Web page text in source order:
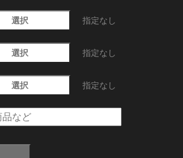
選択 指定なし
選択 指定なし
選択 指定なし